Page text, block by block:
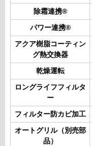
除霜連携®
パワー連携®
アクア樹脂コーティン
グ熱交換器
乾燥運転
ロングライフフィルタ
ー
フィルター防カビ加工
オートグリル（別売部
品）